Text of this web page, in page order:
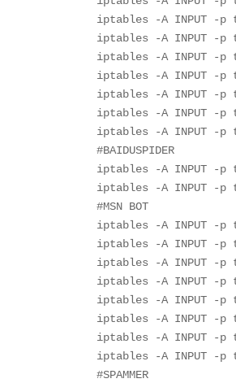
iptables -A INPUT -p
iptables -A INPUT -p
iptables -A INPUT -p
iptables -A INPUT -p
iptables -A INPUT -p
iptables -A INPUT -p
iptables -A INPUT -p
        #BAIDUSPIDER
iptables -A INPUT -p
iptables -A INPUT -p
        #MSN BOT
iptables -A INPUT -p
iptables -A INPUT -p
iptables -A INPUT -p
iptables -A INPUT -p
iptables -A INPUT -p
iptables -A INPUT -p
iptables -A INPUT -p
iptables -A INPUT -p
        #SPAMMER